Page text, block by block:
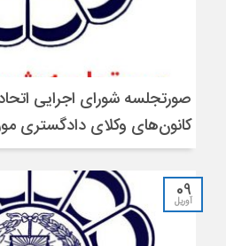
صورتجلسه شورای اجرایی
کانون‌های وکلای دادگستری مورخ ۱۳۹۹/
09
آوریل